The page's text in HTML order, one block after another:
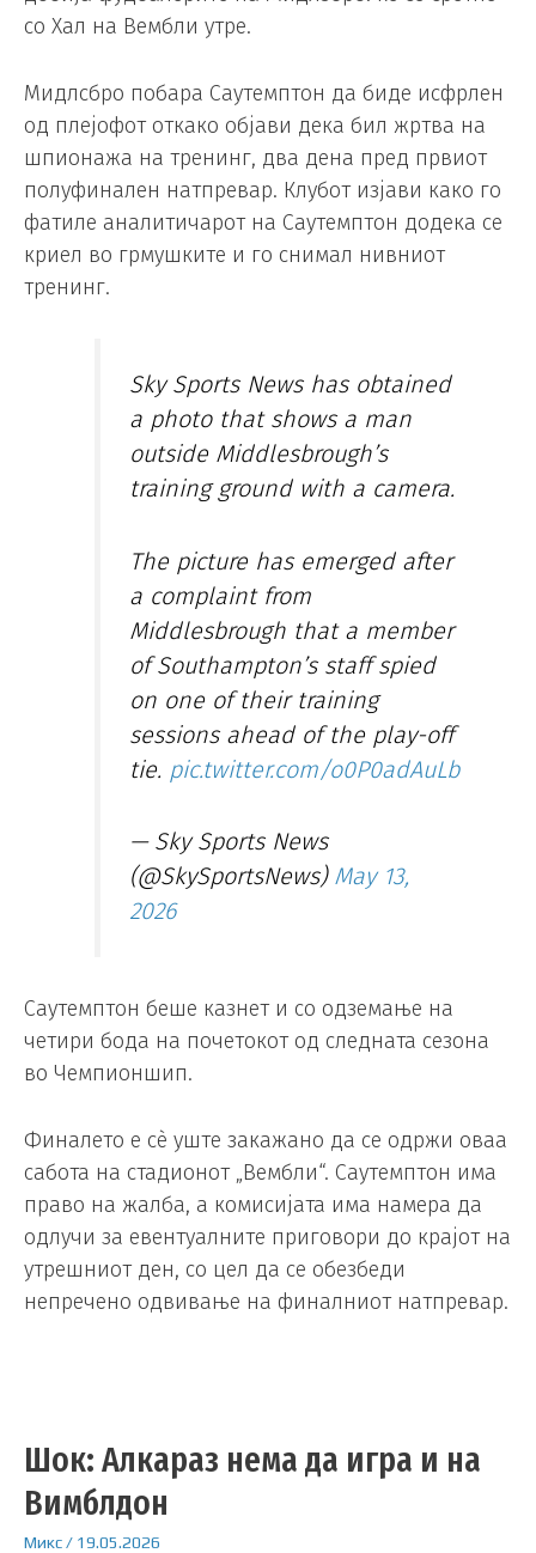
со Хал на Вембли утре.
Мидлсбро побара Саутемптон да биде исфрлен
од плејофот откако објави дека бил жртва на
шпионажа на тренинг, два дена пред првиот
полуфинален натпревар. Клубот изјави како го
фатиле аналитичарот на Саутемптон додека се
криел во грмушките и го снимал нивниот
тренинг.
Sky Sports News has obtained
a photo that shows a man
outside Middlesbrough’s
training ground with a camera.
The picture has emerged after
a complaint from
Middlesbrough that a member
of Southampton’s staff spied
on one of their training
sessions ahead of the play-off
tie. pic.twitter.com/o0P0adAuLb
— Sky Sports News
(@SkySportsNews) May 13,
2026
Саутемптон беше казнет и со одземање на
четири бода на почетокот од следната сезона
во Чемпионшип.
Финалето е сè уште закажано да се одржи оваа
сабота на стадионот „Вембли“. Саутемптон има
право на жалба, а комисијата има намера да
одлучи за евентуалните приговори до крајот на
утрешниот ден, со цел да се обезбеди
непречено одвивање на финалниот натпревар.
Шок: Алкараз нема да игра и на
Вимблдон
Микс/ 19.05.2026